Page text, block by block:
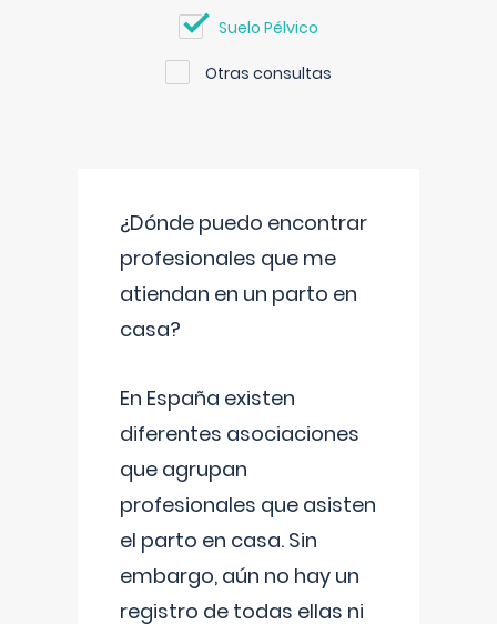
Suelo Pélvico
Otras consultas
¿Dónde puedo encontrar
profesionales que me
atiendan en un parto en
casa?
En España existen
diferentes asociaciones
que agrupan
profesionales que asisten
el parto en casa. Sin
embargo, aún no hay un
registro de todas ellas ni